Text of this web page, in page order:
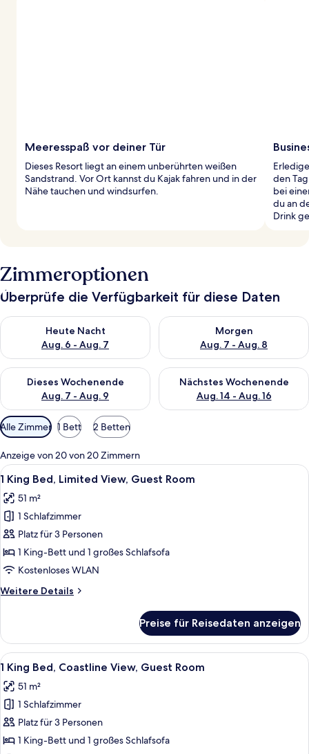
Meeresspaß vor deiner Tür
Dieses Resort liegt an einem unberührten weißen
Sandstrand. Vor Ort kannst du Kajak fahren und in der
Nähe tauchen und windsurfen.
den
bei
du an
Drink
Zimmeroptionen
Überprüfe die Verfügbarkeit für diese Daten
Heute Nacht
Aug. 6 - Aug. 7
Überprüfe die Verfügbarkeit für heute Nacht, Aug. 6 - Aug. 7.
Morgen
Aug. 7 - Aug. 8
Überprüfe die Verfügbarkeit
Dieses Wochenende
Aug. 7 - Aug. 9
Überprüfe die Verfügbarkeit für dieses Wochenende, Aug. 7
Nächstes Wochenende
Aug. 14 - Aug. 16
Überprüfe die Verfügbarkeit
Verfügbare
Filter
für
Zimmer
Alle Zimmer 1 Bett 2 Betten
Anzeige von 20 von 20 Zimmern
Alle
Fotos
für
King
Bed,
Limited
Guest
Ein Hotelzimmer mit einem großen
5
1 King Bed, Limited View, Guest Room
51 m²
1 Schlafzimmer
Platz für 3 Personen
1 King-Bett und 1 großes Schlafsofa
Kostenloses WLAN
Weitere Details
Weitere
King
Bed,
Limited
Guest
Room
Preise für Reisedaten anzeigen
Alle
Fotos
für
King
Bed,
Ein Hotelzimmer mit einem großen
5
1 King Bed, Coastline View, Guest Room
51 m²
1 Schlafzimmer
Platz für 3 Personen
1 King-Bett und 1 großes Schlafsofa